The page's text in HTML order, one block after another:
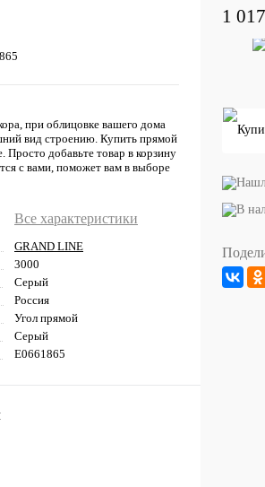
при облицовке вашего дома
вид строению. Купить прямой
добавьте товар в корзину
с вами, поможет вам в выборе
Все характеристики
GRAND LINE
3000
Серый
Россия
Угол прямой
Серый
E0661865
1